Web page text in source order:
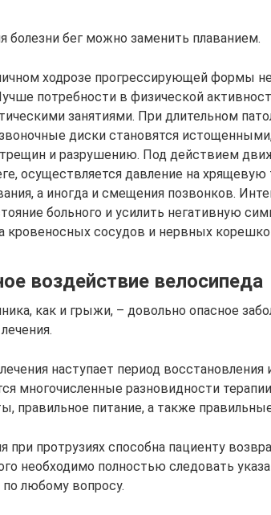
болезни бег можно заменить плаванием.
ходрозе прогрессирующей формы
потребности в физической
занятиями. При длительном
диски становятся
и разрушению. Под действием
осуществляется давление на хрящевую
а иногда и смещения позвонков.
больного и усилить негативную
кровеносных сосудов и нервных
воздействие велосипеда
как и грыжи, – довольно опасное
наступает период восстановления
многочисленные разновидности
правильное питание, а также
при протрузиях способна пациенту
необходимо полностью следовать
любому вопросу.